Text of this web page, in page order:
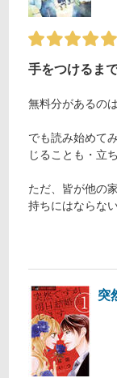
手をつけるま
無料分があるの
でも読み始めて
じることも・立
ただ、皆が他の
持ちにはならな
突